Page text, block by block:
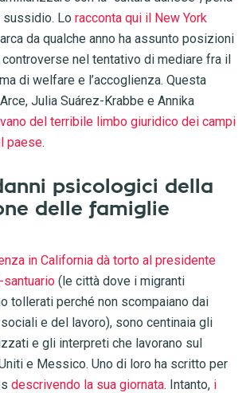
sussidio. Lo racconta qui il New York
da qualche anno ha assunto posizioni
nel tentativo di mediare fra il
di welfare e l’accoglienza. Questa
Julia Suárez-Krabbe e Annika
del terribile limbo giuridico dei campi
paese.
psicologici della
delle famiglie
in California dà torto al presidente
(le città dove i migranti
tollerati perché non scompaiano dai
e del lavoro), sono centinaia gli
e gli interpreti che lavorano sul
e Messico. Uno di loro ha scritto per
descrivendo la sua giornata. Intanto, i